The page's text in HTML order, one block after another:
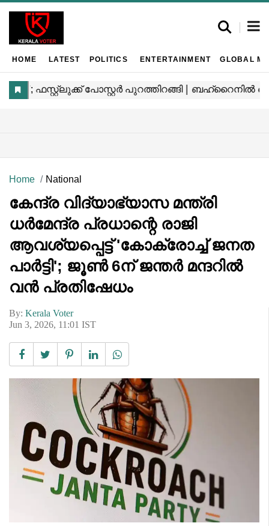
HOME LATEST POLITICS ENTERTAINMENT GLOBAL
Home National
കേന്ദ്ര വിദ്യാഭ്യാസ മന്ത്രി
ധർമേന്ദ്ര പ്രധാന്റെ രാജി
ആവശ്യപ്പെട്ട് 'കോക്രോച്ച് ജനത
പാർട്ടി'; ജൂൺ 6ന് ജന്തർ മന്ദറിൽ
വൻ പ്രതിഷേധം
By: Kerala Voter
Jun 3, 2026, 11:01 IST